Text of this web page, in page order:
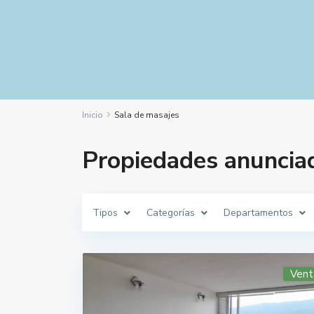
Inicio Sala de masajes
Propiedades
Tipos Categorías Departamentos